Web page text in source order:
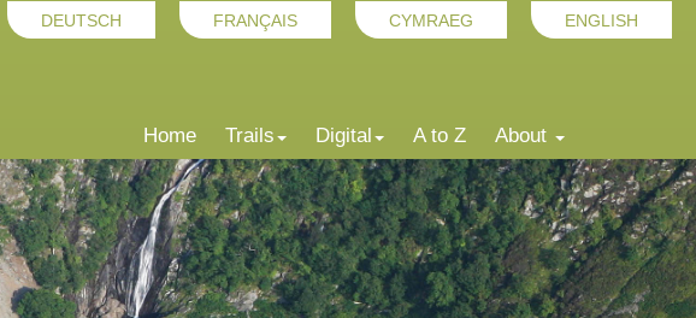
ENGLISH
CYMRAEG
FRANÇAIS
DEUTSCH
Home Trails Digital A to Z About